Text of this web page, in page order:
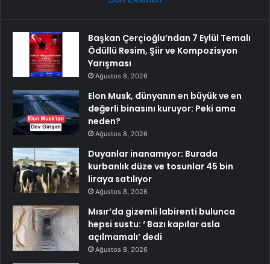
Başkan Çerçioğlu’ndan 7 Eylül Temalı
Ödüllü Resim, Şiir ve Kompozisyon
Yarışması
Ağustos 8, 2026
Elon Musk, dünyanın en büyük ve en
değerli binasını kuruyor: Peki ama
neden?
Ağustos 8, 2026
Duyanlar inanamıyor: Burada
kurbanlık düze ve tosunlar 45 bin
liraya satılıyor
Ağustos 8, 2026
Mısır’da gizemli labirenti bulunca
hepsi sustu: ‘ Bazı kapılar asla
açılmamalı’ dedi
Ağustos 8, 2026